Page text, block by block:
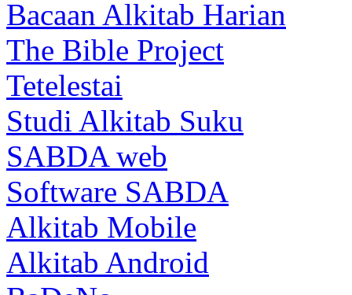
Bacaan Alkitab Harian
The Bible Project
Tetelestai
Studi Alkitab Suku
SABDA web
Software SABDA
Alkitab Mobile
Alkitab Android